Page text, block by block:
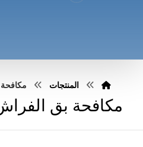
المنتجات
مكافحة بق